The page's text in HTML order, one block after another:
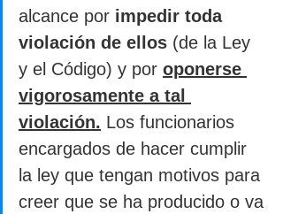
alcance por impedir toda
violación de ellos (de la Ley
y el Código) y por oponerse
vigorosamente a tal
violación. Los funcionarios
encargados de hacer cumplir
la ley que tengan motivos para
creer que se ha producido o va